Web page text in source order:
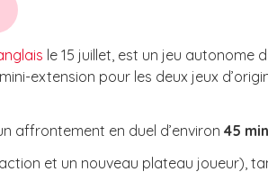
le 15 juillet, est un jeu autonome
extension pour les deux jeux
affrontement en duel d’environ45
et un nouveau plateau joueur),